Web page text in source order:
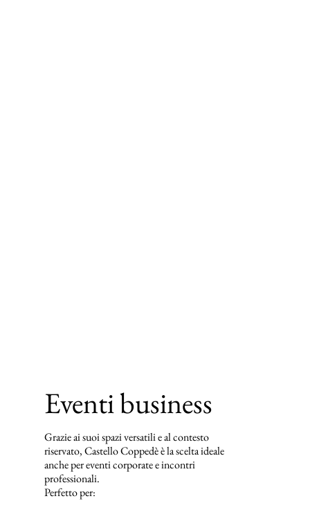
Eventi business
Grazie ai suoi spazi versatili e al contesto
riservato, Castello Coppedè è la scelta ideale
anche per eventi corporate e incontri
professionali.
Perfetto per: